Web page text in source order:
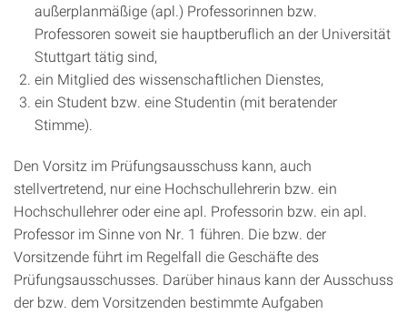
außerplanmäßige (apl.) Professorinnen bzw.
Professoren soweit sie hauptberuflich an der Universität
Stuttgart tätig sind,
ein Mitglied des wissenschaftlichen Dienstes,
ein Student bzw. eine Studentin (mit beratender
Stimme).
Den Vorsitz im Prüfungsausschuss kann, auch
stellvertretend, nur eine Hochschullehrerin bzw. ein
Hochschullehrer oder eine apl. Professorin bzw. ein apl.
Professor im Sinne von Nr. 1 führen. Die bzw. der
Vorsitzende führt im Regelfall die Geschäfte des
Prüfungsausschusses. Darüber hinaus kann der Ausschuss
der bzw. dem Vorsitzenden bestimmte Aufgaben